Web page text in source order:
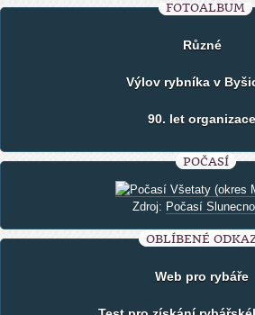
FOTOALBUM
Různé
Výlov rybníka v
90. let organizace
POČASÍ
Zdroj: Počasí
OBLÍBENÉ
Web pro rybáře